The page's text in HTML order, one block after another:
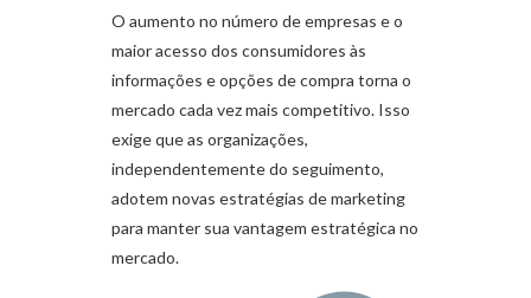
O aumento no número de empresas e o
maior acesso dos consumidores às
informações e opções de compra torna o
mercado cada vez mais competitivo. Isso
exige que as organizações,
independentemente do seguimento,
adotem novas estratégias de marketing
para manter sua vantagem estratégica no
mercado.